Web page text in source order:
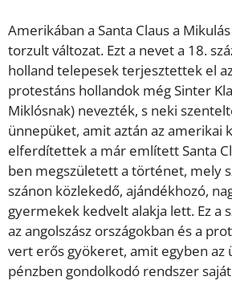
Amerikában a Santa Claus a
torzult változat. Ezt a nevet a 18.
holland telepesek terjesztettek el
protestáns hollandok még Sinter
Miklósnak) nevezték, s neki
ünnepüket, amit aztán az amerikai
elferdítettek a már említett Santa
ben megszületett a történet, mely
szánon közlekedő, ajándékhozó,
gyermekek kedvelt alakja lett. Ez a
az angolszász országokban és a
vert erős gyökeret, amit egyben az
pénzben gondolkodó rendszer